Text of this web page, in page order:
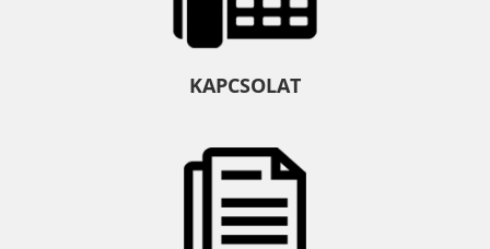
KAPCSOLAT